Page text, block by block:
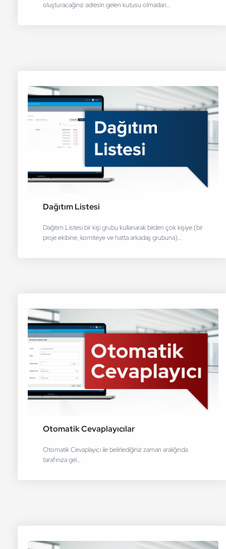
oluşturacağınız adresin gelen kutusu olmadan…
Dağıtım Listesi
Dağıtım Listesi bir kişi grubu kullanarak birden çok kişiye (bir
proje ekibine, komiteye ve hatta arkadaş grubuna)…
Otomatik Cevaplayıcılar
Otomatik Cevaplayıcı ile belirlediğiniz zaman aralığında
tarafınıza gel…